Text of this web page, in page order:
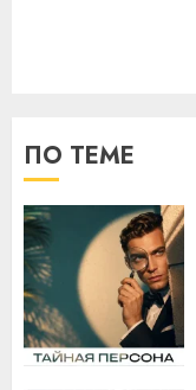
ПО ТЕМЕ